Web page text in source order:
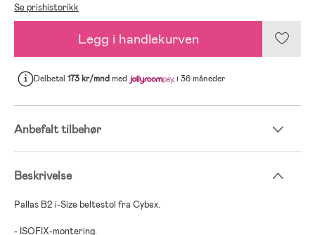
Se prishistorikk
Legg i handlekurven
Delbetal 173 kr/mndmed i 36 måneder
Anbefalt tilbehør
Beskrivelse
Pallas B2 i-Size beltestol fra Cybex.
- ISOFIX-montering.